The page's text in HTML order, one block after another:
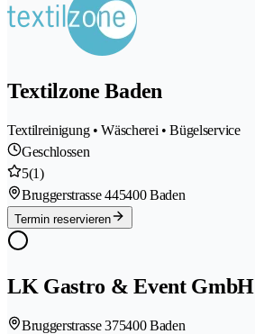
Textilzone Baden
Textilreinigung • Wäscherei • Bügelservice
Geschlossen
5(1)
Bruggerstrasse 445400 Baden
Termin reservieren
LK Gastro & Event GmbH
Bruggerstrasse 375400 Baden